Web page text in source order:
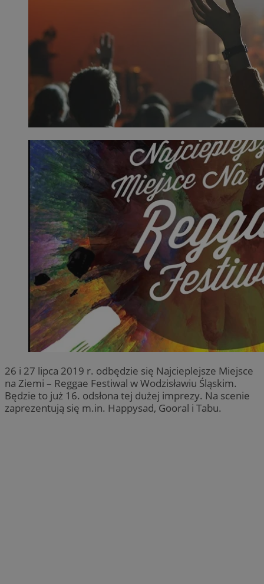
26 i 27 lipca 2019 r. odbędzie się Najcieplejsze Miejsce
na Ziemi – Reggae Festiwal w Wodzisławiu Śląskim.
Będzie to już 16. odsłona tej dużej imprezy. Na scenie
zaprezentują się m.in. Happysad, Gooral i Tabu.